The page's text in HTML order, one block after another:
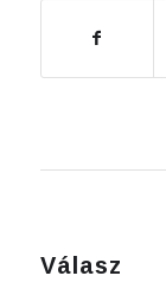
Válasz